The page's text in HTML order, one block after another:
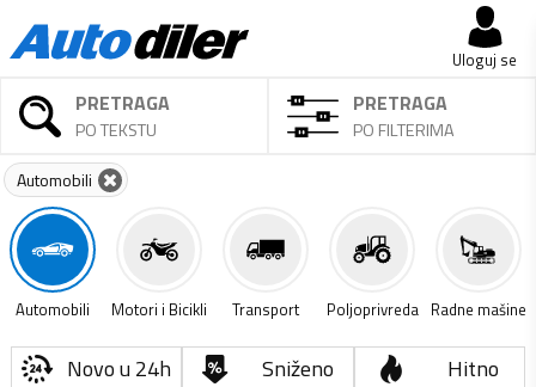
Uloguj se
PRETRAGA
PO TEKSTU
PRETRAGA
PO FILTERIMA
Automobili
Automobili Motori i Bicikli Transport Poljoprivreda Radne mašine
Novo u 24h Sniženo Hitno